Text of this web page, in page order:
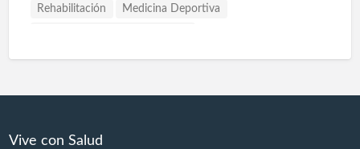
Rehabilitación Medicina Deportiva
Vive con Salud